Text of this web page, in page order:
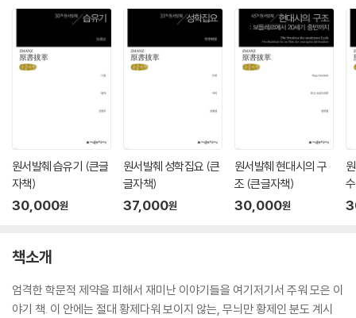
원서발췌 습유기 (큰글
자책)
30,000원
원서발췌 성학집요 (큰
글자책)
37,000원
원서발췌 현대시의 구
조 (큰글자책)
30,000원
책소개
엄격한 학문적 제약을 피해서 재미난 이야기들을 여기저기서 주워 모은 이
야기 책. 이 안에는 절대 황제다워 보이지 않는, 무늬만 황제인 분도 계시